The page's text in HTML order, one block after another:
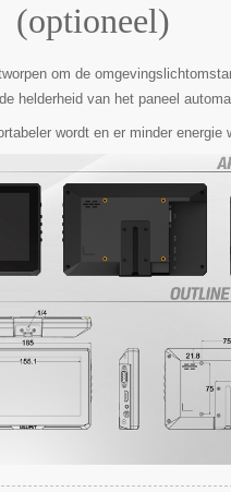
(optioneel)
om de
helderheid van het paneel
wordt en er minder energie